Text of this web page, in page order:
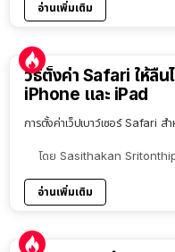
อ่านเพิ่มเติม
วิธีตั้งค่า Safari ให้ลื่น
iPhone และ iPad
การตั้งค่าเว็ปเบาว์เซอร์ Safari
โดย Sasithakan
อ่านเพิ่มเติม